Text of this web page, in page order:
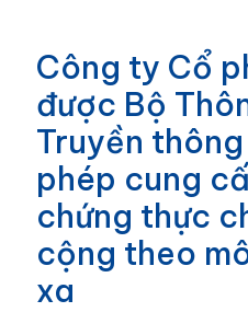
Công ty Cổ
được Bộ
Truyền
phép cung
chứng thực
cộng theo
xa